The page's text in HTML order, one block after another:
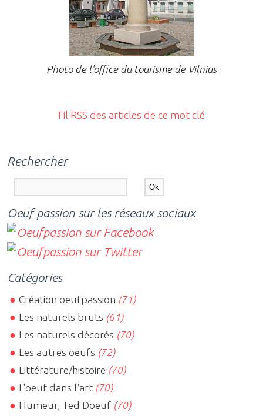
Photo de l'office du tourisme de Vilnius
Fil RSS des articles de ce mot clé
Rechercher
Oeuf passion sur les réseaux sociaux
Catégories
Création oeufpassion (71)
Les naturels bruts (61)
Les naturels décorés (70)
Les autres oeufs (72)
Littérature/histoire (70)
L'oeuf dans l'art (70)
Humeur, Ted Doeuf (70)